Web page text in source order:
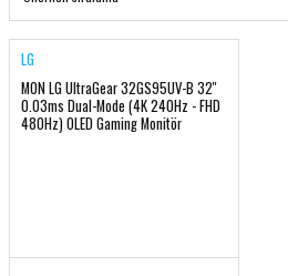
LG
MON LG UltraGear 32GS95UV-B 32''
0.03ms Dual-Mode (4K 240Hz - FHD
480Hz) OLED Gaming Monitör